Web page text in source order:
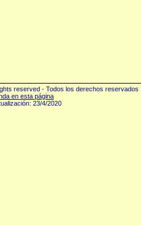
reserved - Todos los derechos reservados
en esta página
23/4/2020